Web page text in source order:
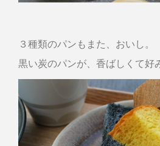
３種類のパンもまた、おいし。
黒い炭のパンが、香ばしくて好